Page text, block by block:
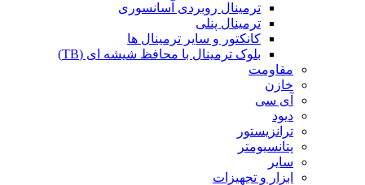
ترمینال روبردی آسانسوری
ترمینال پنلی
کانکتور و سایر ترمینال ها
بلوک ترمینال با محافظ شیشه ای (TB)
مقاومت
خازن
آی سی
دیود
ترانزیستور
پتانسیومتر
سایر
ابزار و تجهیزات